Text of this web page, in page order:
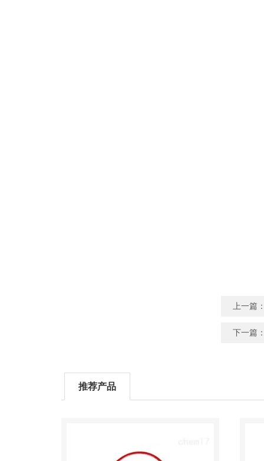
上一篇
下一篇
推荐产品